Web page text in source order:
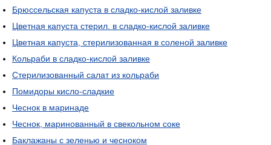
Брюссельская капуста в сладко-кислой заливке
Цветная капуста стерил. в сладко-кислой заливке
Цветная капуста, стерилизованная в соленой заливке
Кольраби в сладко-кислой заливке
Стерилизованный салат из кольраби
Помидоры кисло-сладкие
Чеснок в маринаде
Чеснок, маринованный в свекольном соке
Баклажаны с зеленью и чесноком